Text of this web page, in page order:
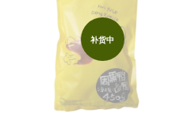
补货中